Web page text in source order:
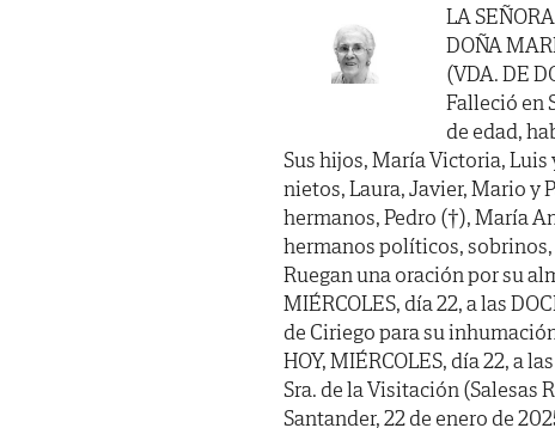
LA SEÑORA
DOÑA
(VDA. DE
Falleció en
de edad,
Sus hijos, María Victoria,
nietos, Laura, Javier, Mario y
hermanos, Pedro (†), María
hermanos políticos,
Ruegan una oración por su
MIÉRCOLES, día 22, a las
de Ciriego para su
HOY, MIÉRCOLES, día 22, a
Sra. de la Visitación (Salesas
Santander, 22 de enero de